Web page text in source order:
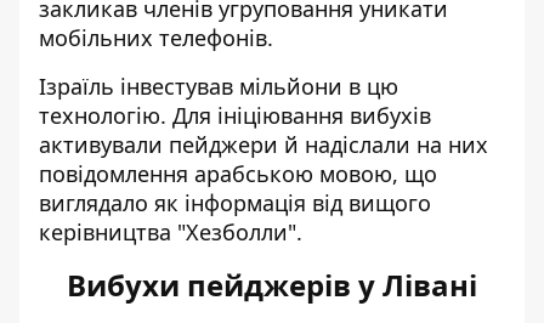
закликав членів угруповання уникати
мобільних телефонів.
Ізраїль інвестував мільйони в цю
технологію. Для ініціювання вибухів
активували пейджери й надіслали на них
повідомлення арабською мовою, що
виглядало як інформація від вищого
керівництва "Хезболли".
Вибухи пейджерів у Лівані